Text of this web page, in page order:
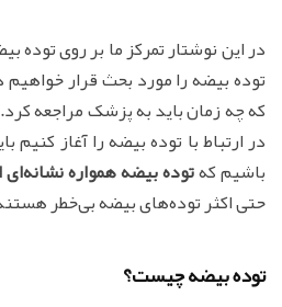
در این نوشتار تمرکز ما بر روی توده
توده بیضه را مورد بحث قرار
که چه زمان باید به پزشک مراجعه
در ارتباط با توده بیضه را آغاز کنیم
باشیم کهتوده بیضه همواره
حتی اکثر توده‌های بیضه بی‌خطر
توده بیضه چیست؟